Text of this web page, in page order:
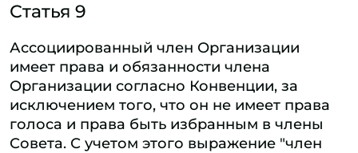
Статья 9
Ассоциированный член Организации
имеет права и обязанности члена
Организации согласно Конвенции, за
исключением того, что он не имеет права
голоса и права быть избранным в члены
Совета. С учетом этого выражение "член